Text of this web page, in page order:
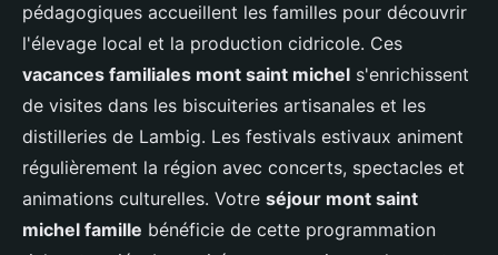
pédagogiques accueillent les familles pour découvrir
l'élevage local et la production cidricole. Ces
vacances familiales mont saint michel s'enrichissent
de visites dans les biscuiteries artisanales et les
distilleries de Lambig. Les festivals estivaux animent
régulièrement la région avec concerts, spectacles et
animations culturelles. Votre séjour mont saint
michel famille bénéficie de cette programmation